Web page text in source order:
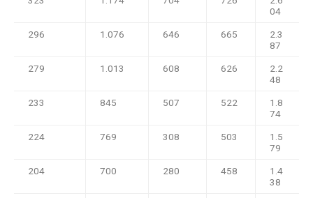
04
296 1.076 646 665
2.3
87
279 1.013 608 626
2.2
48
233 845 507 522
1.8
74
224 769 308 503
1.5
79
204 700 280 458
1.4
38